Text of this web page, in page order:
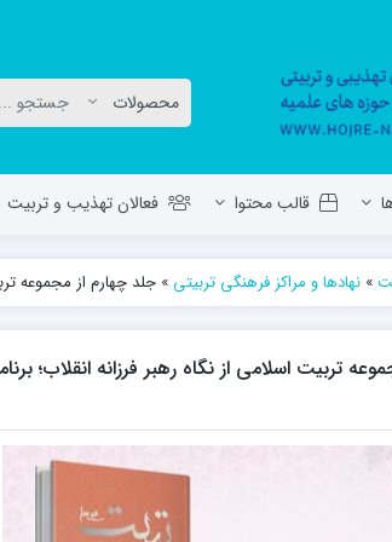
قالب محتوا فعالان تهذیب و تربیت
عج بناب
عج مرند
مدرسه علمیه جعفریه
» نهادها و مراکز فرهنگی تربیتی » جلد چهارم از مجموعه
تربیت اسلامی از نگاه رهبر فرزانه انقلاب؛